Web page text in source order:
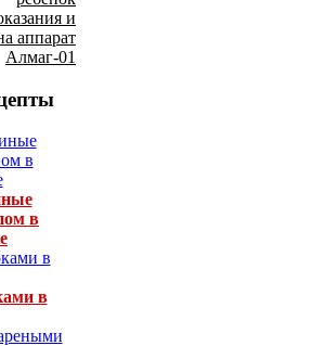
и
аппарат
Алмаг-01
в
в